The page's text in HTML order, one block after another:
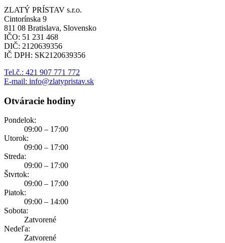
ZLATÝ PRÍSTAV s.r.o.
Cintorínska 9
811 08 Bratislava, Slovensko
IČO: 51 231 468
DIČ: 2120639356
IČ DPH: SK2120639356
Tel.č.: 421 907 771 772
E-mail: info@zlatypristav.sk
Otváracie hodiny
Pondelok:
09:00 – 17:00
Utorok:
09:00 – 17:00
Streda:
09:00 – 17:00
Štvrtok:
09:00 – 17:00
Piatok:
09:00 – 14:00
Sobota:
Zatvorené
Nedeľa:
Zatvorené